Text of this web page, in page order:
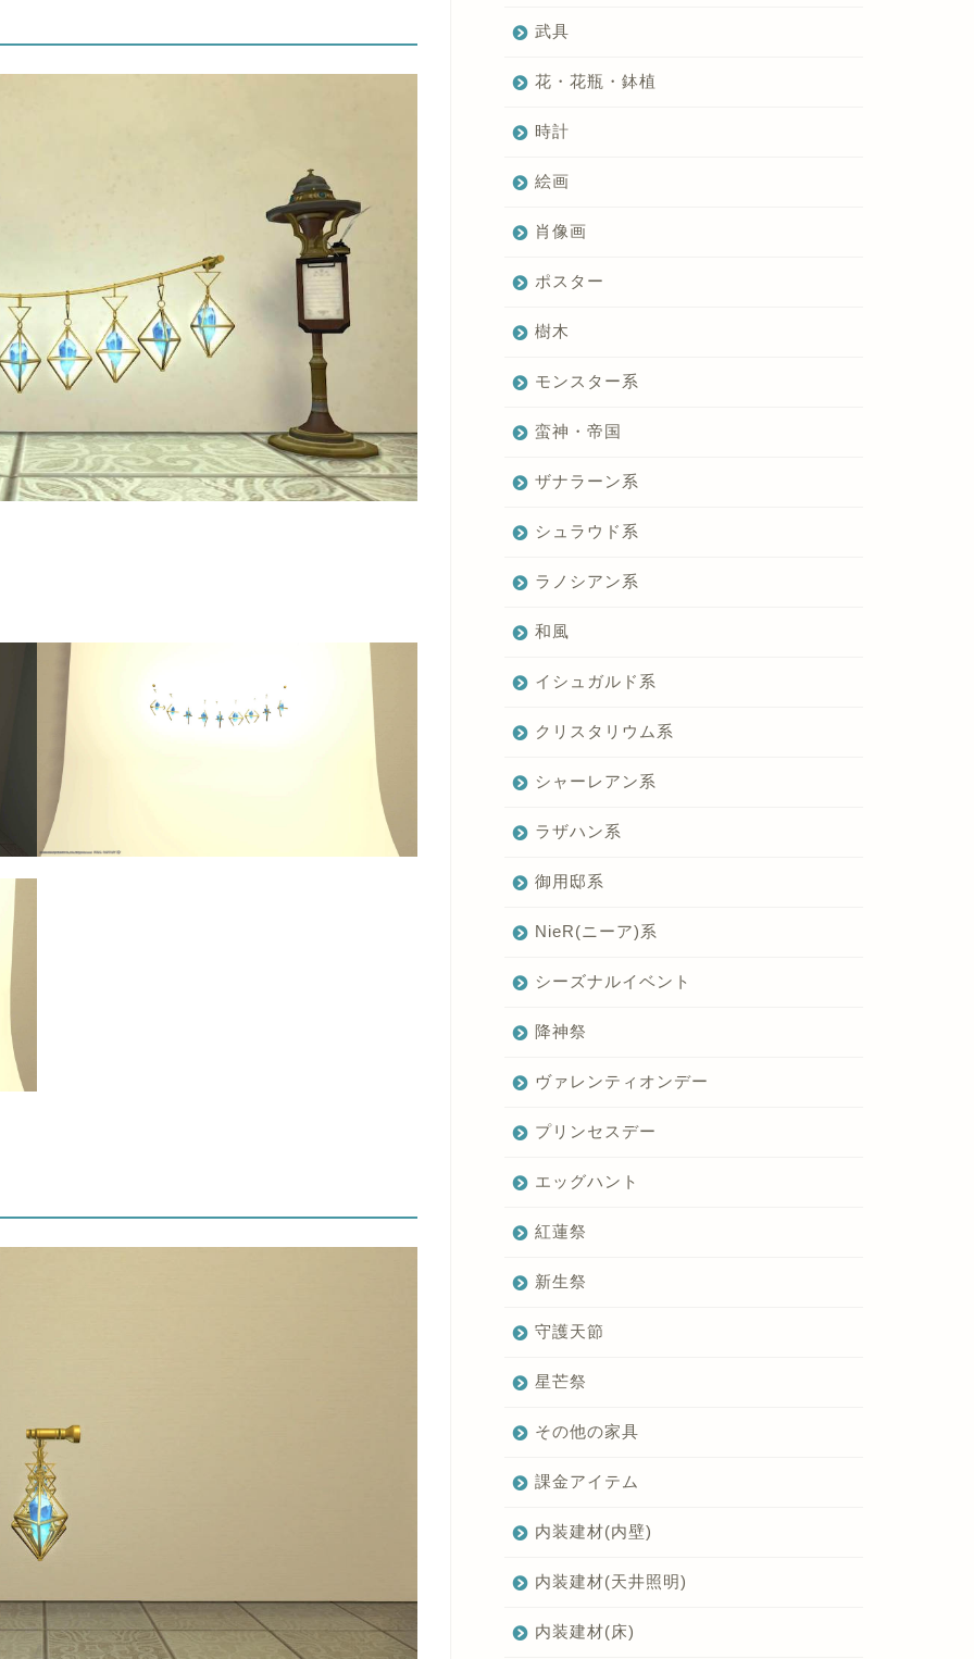
武具
花・花瓶・鉢植
時計
絵画
肖像画
ポスター
樹木
モンスター系
蛮神・帝国
ザナラーン系
シュラウド系
ラノシアン系
和風
イシュガルド系
クリスタリウム系
シャーレアン系
ラザハン系
御用邸系
NieR(ニーア)系
シーズナルイベント
降神祭
ヴァレンティオンデー
プリンセスデー
エッグハント
紅蓮祭
新生祭
守護天節
星芒祭
その他の家具
課金アイテム
内装建材(内壁)
内装建材(天井照明)
内装建材(床)